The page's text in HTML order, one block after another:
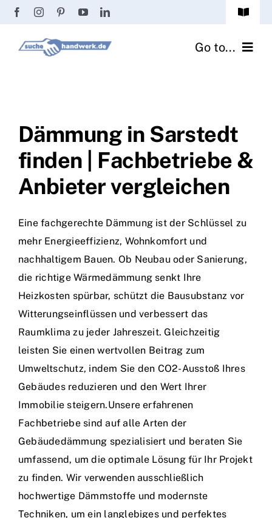
Zum
springen
Toggle
Passwort vergessen? Go to...
Handwerker Ratgeber
Wir über uns
Dämmung in Sarstedt
finden | Fachbetriebe &
Anbieter vergleichen
Eine fachgerechte Dämmung ist der Schlüssel zu
mehr Energieeffizienz, Wohnkomfort und
nachhaltigem Bauen. Ob Neubau oder Sanierung,
die richtige Wärmedämmung senkt Ihre
Heizkosten spürbar, schützt die Bausubstanz vor
Witterungseinflüssen und verbessert das
Raumklima zu jeder Jahreszeit. Gleichzeitig
leisten Sie einen wertvollen Beitrag zum
Umweltschutz, indem Sie den CO2-Ausstoß Ihres
Gebäudes reduzieren und den Wert Ihrer
Immobilie steigern.Unsere erfahrenen
Fachbetriebe sind auf alle Arten der
Gebäudedämmung spezialisiert und beraten Sie
umfassend, um die optimale Lösung für Ihr Projekt
zu finden. Wir verwenden ausschließlich
hochwertige Dämmstoffe und modernste
Techniken, um ein langlebiges und perfektes